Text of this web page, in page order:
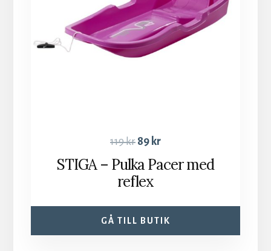
119kr 89 kr
STIGA – Pulka Pacer med
reflex
GÅ TILL BUTIK